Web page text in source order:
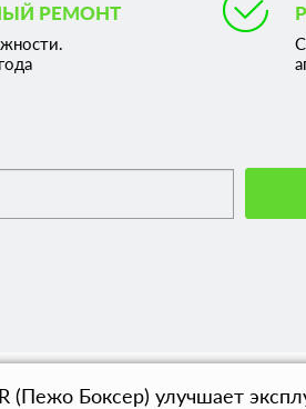
РЕМОНТ
Боксер) улучшает